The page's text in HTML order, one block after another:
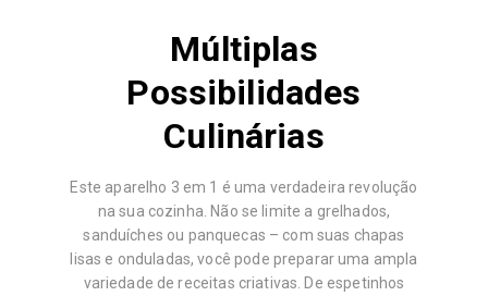
Múltiplas
Possibilidades
Culinárias
Este aparelho 3 em 1 é uma verdadeira revolução
na sua cozinha. Não se limite a grelhados,
sanduíches ou panquecas – com suas chapas
lisas e onduladas, você pode preparar uma ampla
variedade de receitas criativas. De espetinhos